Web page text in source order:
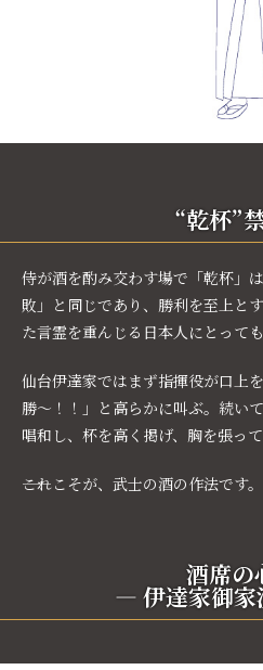
“乾杯”
侍が酒を酌み交わす場で「乾杯」
敗」と同じであり、勝利を至上と
た言霊を重んじる日本人にとって
仙台伊達家ではまず指揮役が口上
勝～！！」と高らかに叫ぶ。続い
唱和し、杯を高く掲げ、胸を張っ
――これこそが、武士の酒の作法です。
酒席の
― 伊達家御家